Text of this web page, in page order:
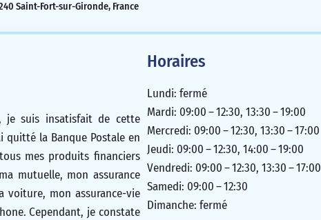
pour nous tous.
5/5
Saint-Fort-sur-Gironde, France
je suis insatisfait de cette
quitté la Banque Postale en
mes produits financiers
mutuelle, mon assurance
voiture, mon assurance-vie
Cependant, je constate
Horaires
Lundi: fermé
Mardi: 09:00 – 12:30, 13:30 – 19:00
Mercredi: 09:00 – 12:30, 13:30 – 17:00
Jeudi: 09:00 – 12:30, 14:00 – 19:00
Vendredi: 09:00 – 12:30, 13:30 – 17:00
Samedi: 09:00 – 12:30
Dimanche: fermé